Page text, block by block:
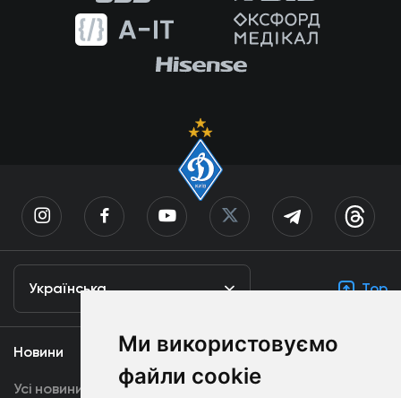
Ми використовуємо
файли cookie
Українська Top
Новини
Усі новини
Медіа
Динамо TV